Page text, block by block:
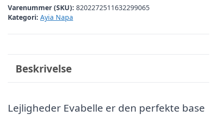
Varenummer (SKU): 8202272511632299065
Kategori: Ayia Napa
Beskrivelse
Lejligheder Evabelle er den perfekte base